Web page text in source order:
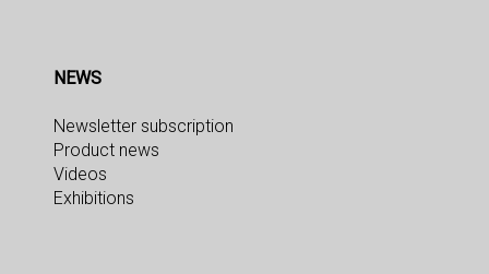
NEWS
Newsletter subscription
Product news
Videos
Exhibitions